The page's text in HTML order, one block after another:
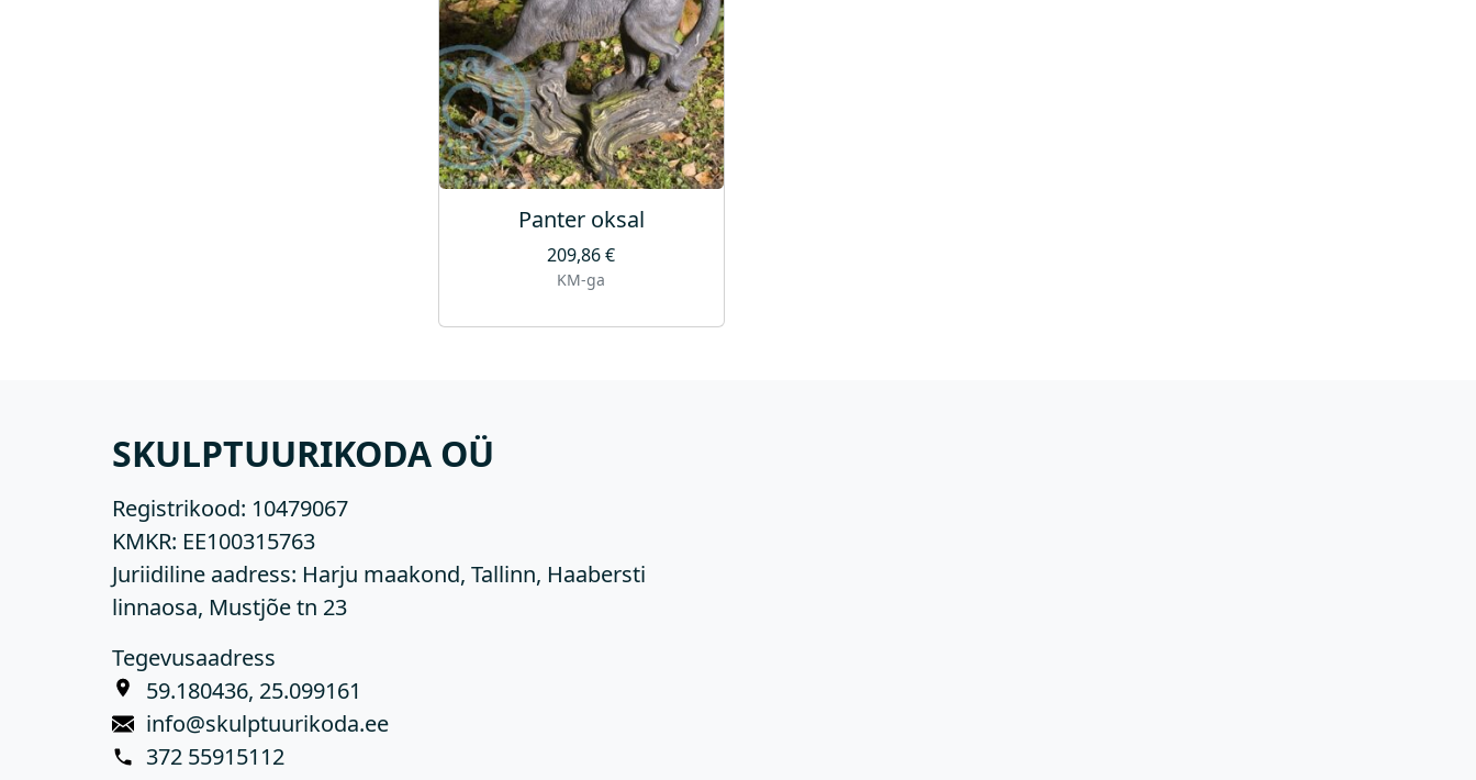
Panter oksal
209,86€
KM-ga
SKULPTUURIKODA OÜ
Registrikood: 10479067
KMKR: EE100315763
Juriidiline aadress: Harju maakond, Tallinn, Haabersti
linnaosa, Mustjõe tn 23
Tegevusaadress
59.180436, 25.099161
info@skulptuurikoda.ee
372 55915112